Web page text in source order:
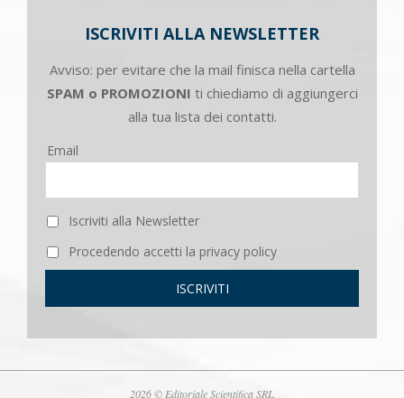
ISCRIVITI ALLA NEWSLETTER
Avviso: per evitare che la mail finisca nella cartella
SPAM o PROMOZIONI ti chiediamo di aggiungerci
alla tua lista dei contatti.
Email
Iscriviti alla Newsletter
Procedendo accetti la privacy policy
2026 © Editoriale Scientifica SRL